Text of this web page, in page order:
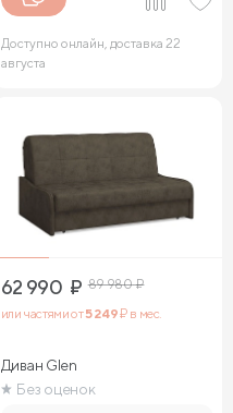
Доступно онлайн, доставка 22
августа
62 990 ₽ 89 980₽
или частями от5 249₽ в мес.
Диван Glen
Без оценок